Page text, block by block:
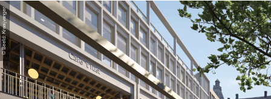
© Beeld: Kraaijvanger